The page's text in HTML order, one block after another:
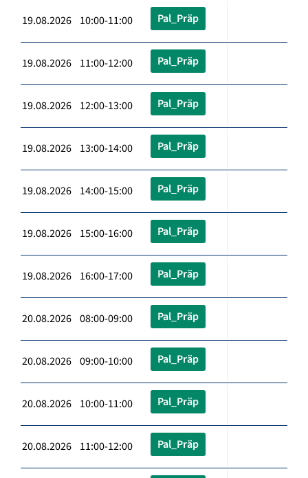
19.08.2026 10:00-11:00 Pal_Präp
19.08.2026 11:00-12:00 Pal_Präp
19.08.2026 12:00-13:00 Pal_Präp
19.08.2026 13:00-14:00 Pal_Präp
19.08.2026 14:00-15:00 Pal_Präp
19.08.2026 15:00-16:00 Pal_Präp
19.08.2026 16:00-17:00 Pal_Präp
20.08.2026 08:00-09:00 Pal_Präp
20.08.2026 09:00-10:00 Pal_Präp
20.08.2026 10:00-11:00 Pal_Präp
20.08.2026 11:00-12:00 Pal_Präp